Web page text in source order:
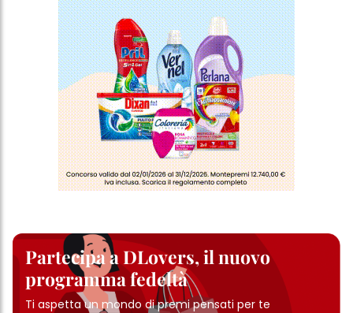
Partecipa a DLovers, il nuovo
programma fedeltà
Ti aspetta un mondo di premi pensati per te